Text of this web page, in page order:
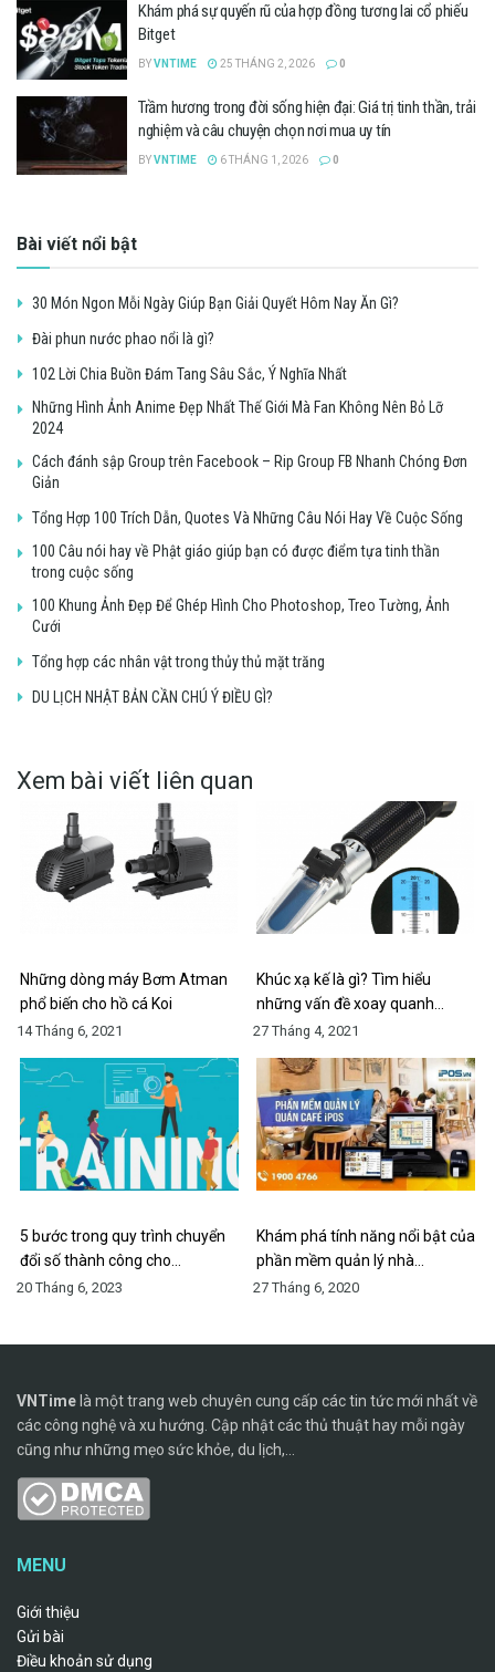
Khám phá sự quyến rũ của hợp đồng tương lai cổ phiếu
Bitget
BYVNTIME 25 THÁNG 2, 2026 0
Trầm hương trong đời sống hiện đại: Giá trị tinh thần, trải
nghiệm và câu chuyện chọn nơi mua uy tín
BYVNTIME 6 THÁNG 1, 2026 0
Bài viết nổi bật
30 Món Ngon Mỗi Ngày Giúp Bạn Giải Quyết Hôm Nay Ăn Gì?
Đài phun nước phao nổi là gì?
102 Lời Chia Buồn Đám Tang Sâu Sắc, Ý Nghĩa Nhất
Những Hình Ảnh Anime Đẹp Nhất Thế Giới Mà Fan Không Nên Bỏ Lỡ
2024
Cách đánh sập Group trên Facebook – Rip Group FB Nhanh Chóng Đơn
Giản
Tổng Hợp 100 Trích Dẫn, Quotes Và Những Câu Nói Hay Về Cuộc Sống
100 Câu nói hay về Phật giáo giúp bạn có được điểm tựa tinh thần
trong cuộc sống
100 Khung Ảnh Đẹp Để Ghép Hình Cho Photoshop, Treo Tường, Ảnh
Cưới
Tổng hợp các nhân vật trong thủy thủ mặt trăng
DU LỊCH NHẬT BẢN CẦN CHÚ Ý ĐIỀU GÌ?
Xem bài viết liên quan
Những dòng máy Bơm Atman
phổ biến cho hồ cá Koi
14 Tháng 6, 2021
Khúc xạ kế là gì? Tìm hiểu
những vấn đề xoay quanh…
27 Tháng 4, 2021
5 bước trong quy trình chuyển
đổi số thành công cho…
20 Tháng 6, 2023
Khám phá tính năng nổi bật của
phần mềm quản lý nhà…
27 Tháng 6, 2020
VNTime là một trang web chuyên cung cấp các tin tức mới nhất về
các công nghệ và xu hướng. Cập nhật các thủ thuật hay mỗi ngày
cũng như những mẹo sức khỏe, du lịch,...
MENU
Giới thiệu
Gửi bài
Điều khoản sử dụng